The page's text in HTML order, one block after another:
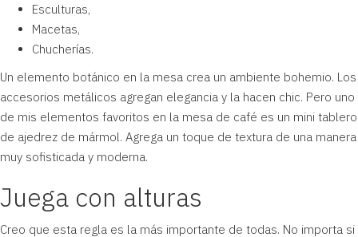
Esculturas,
Macetas,
Chucherías.
Un elemento botánico en la mesa crea un ambiente bohemio. Los
accesorios metálicos agregan elegancia y la hacen chic. Pero uno
de mis elementos favoritos en la mesa de café es un mini tablero
de ajedrez de mármol. Agrega un toque de textura de una manera
muy sofisticada y moderna.
Juega con alturas
Creo que esta regla es la más importante de todas. No importa si